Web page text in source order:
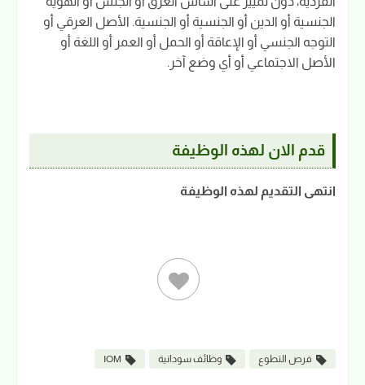
الجنسية أو الدين أو الجنسية أو الجنسية. الأصل العرقي أو
التوجه الجنسي أو الإعاقة أو الحمل أو العمر أو اللغة أو
الأصل الاجتماعي أو أي وضع آخر.
قدم الان لهذه الوظيفة
انتهى التقديم لهذه الوظيفة
فرص التطوع وظائف سودانية IOM